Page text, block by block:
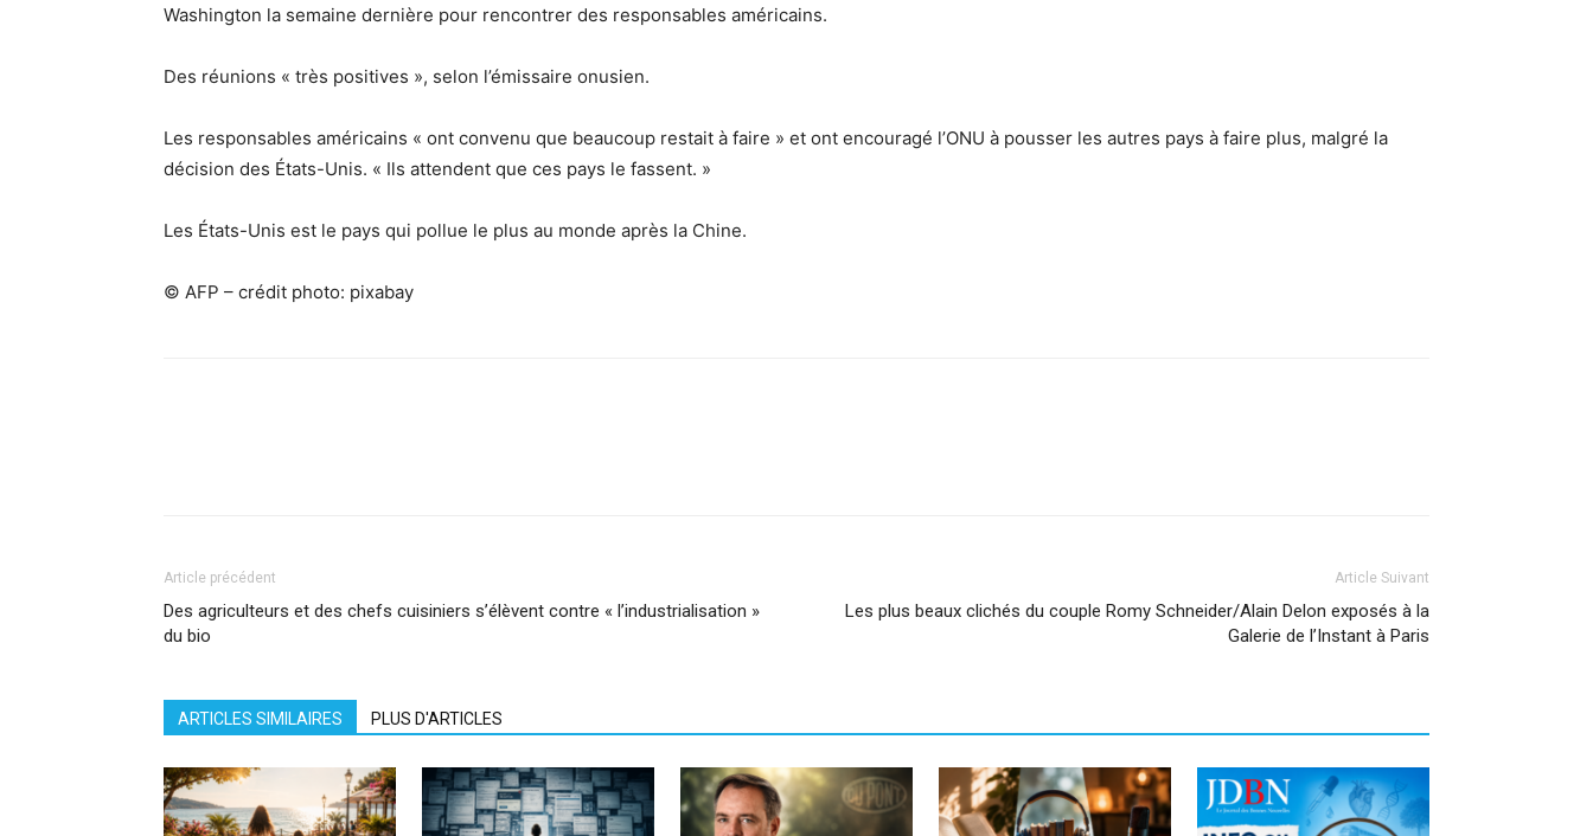
Washington la semaine dernière pour rencontrer des responsables américains.
Des réunions « très positives », selon l’émissaire onusien.
Les responsables américains « ont convenu que beaucoup restait à faire » et ont encouragé l’ONU à pousser les autres pays à faire plus, malgré la
décision des États-Unis. « Ils attendent que ces pays le fassent. »
Les États-Unis est le pays qui pollue le plus au monde après la Chine.
© AFP – crédit photo: pixabay
Article précédent
Des agriculteurs et des chefs cuisiniers s’élèvent contre « l’industrialisation »
du bio
Article Suivant
Les plus beaux clichés du couple Romy Schneider/Alain Delon exposés à la
Galerie de l’Instant à Paris
ARTICLES SIMILAIRES PLUS D'ARTICLES